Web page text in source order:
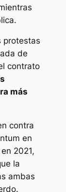
protestas
de
contrato
más
contra
en
2021,
la
ambas